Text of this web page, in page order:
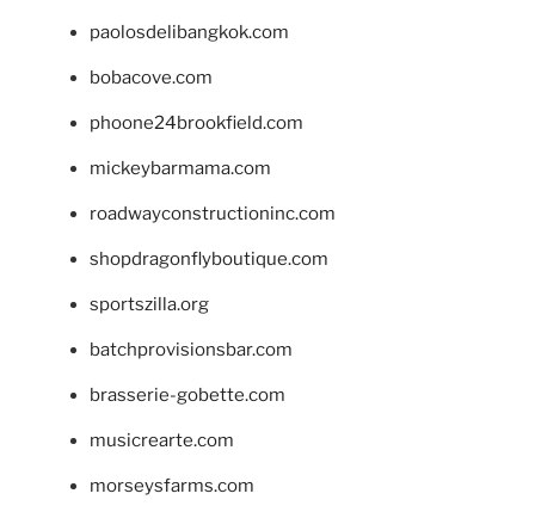
paolosdelibangkok.com
bobacove.com
phoone24brookfield.com
mickeybarmama.com
roadwayconstructioninc.com
shopdragonflyboutique.com
sportszilla.org
batchprovisionsbar.com
brasserie-gobette.com
musicrearte.com
morseysfarms.com